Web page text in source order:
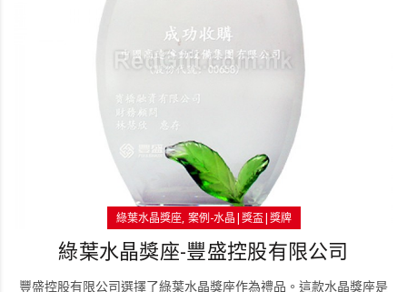
綠葉水晶獎座 案例-水晶|獎盃|獎牌
綠葉水晶獎座-豐盛控股有限公司
豐盛控股有限公司選擇了綠葉水晶獎座作為禮品。這款水晶獎座是